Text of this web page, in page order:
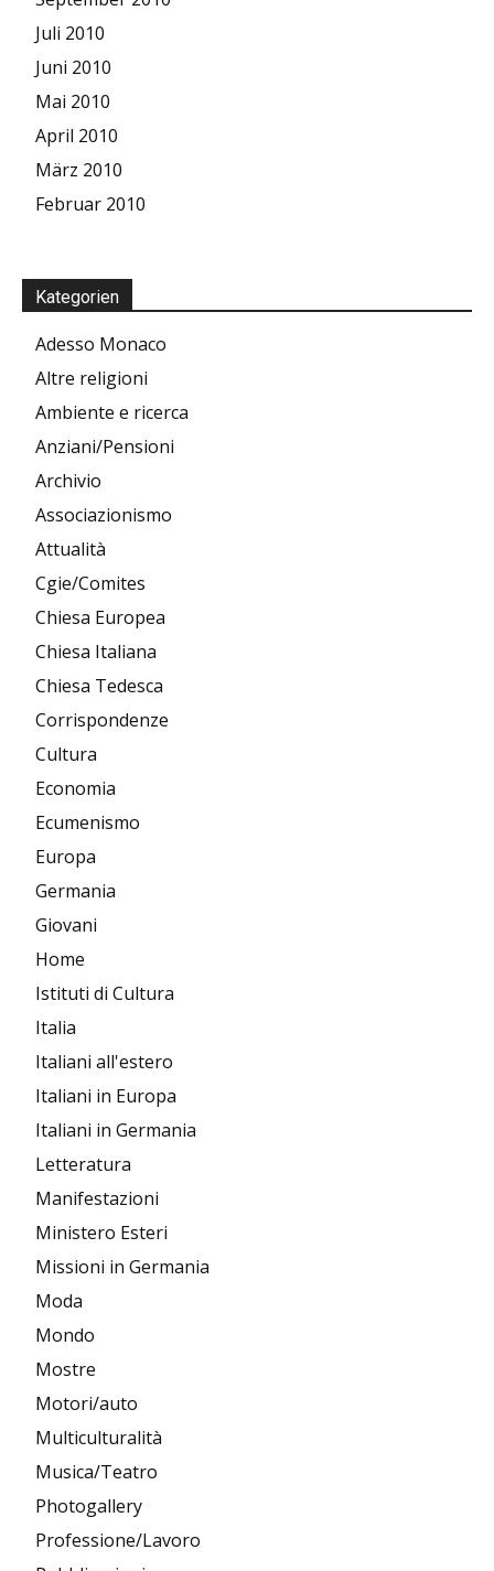
Juli 2010
Juni 2010
Mai 2010
April 2010
März 2010
Februar 2010
Kategorien
Adesso Monaco
Altre religioni
Ambiente e ricerca
Anziani/Pensioni
Archivio
Associazionismo
Attualità
Cgie/Comites
Chiesa Europea
Chiesa Italiana
Chiesa Tedesca
Corrispondenze
Cultura
Economia
Ecumenismo
Europa
Germania
Giovani
Home
Istituti di Cultura
Italia
Italiani all'estero
Italiani in Europa
Italiani in Germania
Letteratura
Manifestazioni
Ministero Esteri
Missioni in Germania
Moda
Mondo
Mostre
Motori/auto
Multiculturalità
Musica/Teatro
Photogallery
Professione/Lavoro